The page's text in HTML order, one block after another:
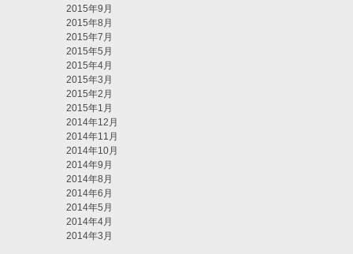
2015年9月
2015年8月
2015年7月
2015年5月
2015年4月
2015年3月
2015年2月
2015年1月
2014年12月
2014年11月
2014年10月
2014年9月
2014年8月
2014年6月
2014年5月
2014年4月
2014年3月